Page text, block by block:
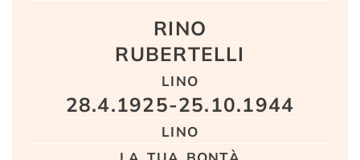
RINO
RUBERTELLI
lino
28.4.1925-25.10.1944
lino
la tua bontà